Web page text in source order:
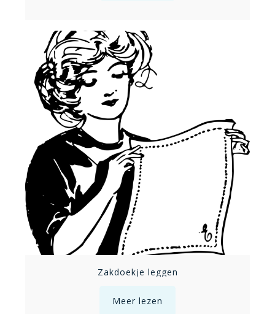
Zakdoekje leggen
Meer lezen